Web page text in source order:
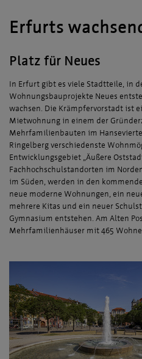
Erfurts
Platz für Neues
In Erfurt gibt es viele Stadtteile, in
Wohnungsbauprojekte Neues
wachsen. Die Krämpfervorstadt ist
Mietwohnung in einem der
Mehrfamilienbauten im
Ringelberg verschiedenste
Entwicklungsgebiet „Äußere
Fachhochschulstandorten im
im Süden, werden in den
neue moderne Wohnungen, ein
mehrere Kitas und ein neuer
Gymnasium entstehen. Am Alten
Mehrfamilienhäuser mit 465